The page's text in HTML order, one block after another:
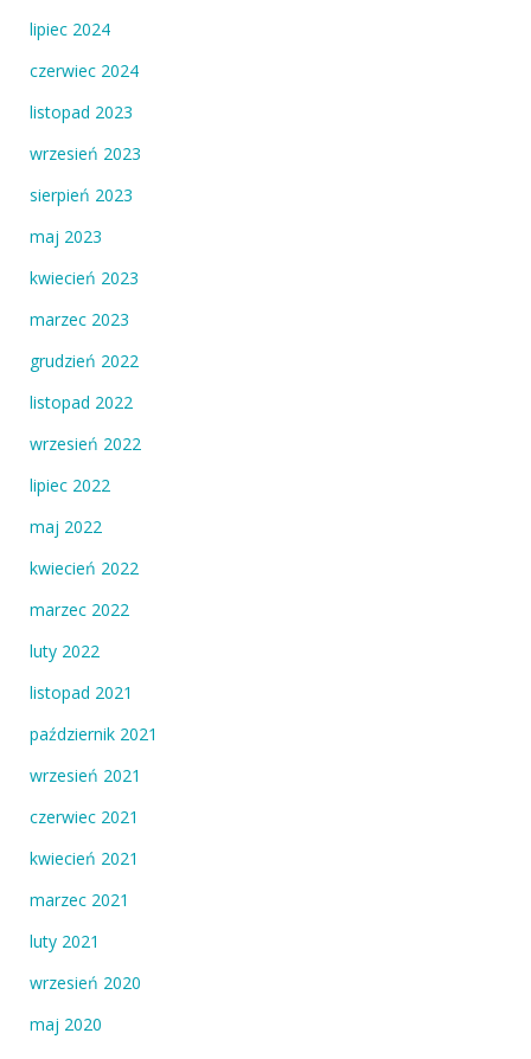
lipiec 2024
czerwiec 2024
listopad 2023
wrzesień 2023
sierpień 2023
maj 2023
kwiecień 2023
marzec 2023
grudzień 2022
listopad 2022
wrzesień 2022
lipiec 2022
maj 2022
kwiecień 2022
marzec 2022
luty 2022
listopad 2021
październik 2021
wrzesień 2021
czerwiec 2021
kwiecień 2021
marzec 2021
luty 2021
wrzesień 2020
maj 2020